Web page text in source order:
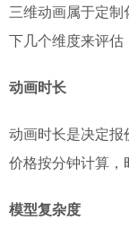
三维动画属于定制
下几个维度来评估
动画时长
动画时长是决定报
价格按分钟计算，
模型复杂度